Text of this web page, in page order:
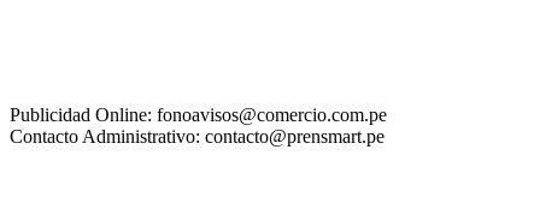
Publicidad Online: fonoavisos@comercio.com.pe
Contacto Administrativo: contacto@prensmart.pe